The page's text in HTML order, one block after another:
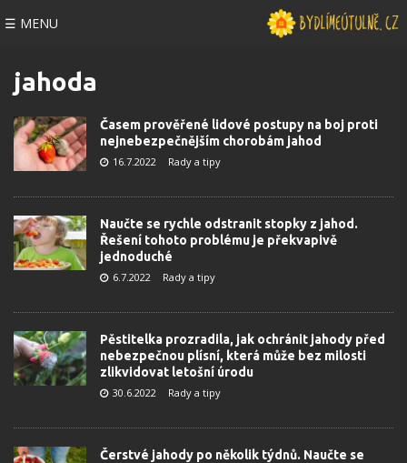
☰ MENU
jahoda
Časem prověřené lidové postupy na boj proti
nejnebezpečnějším chorobám jahod
16.7.2022 Rady a tipy
Naučte se rychle odstranit stopky z jahod.
Řešení tohoto problému je překvapivě
jednoduché
6.7.2022 Rady a tipy
Pěstitelka prozradila, jak ochránit jahody před
nebezpečnou plísní, která může bez milosti
zlikvidovat letošní úrodu
30.6.2022 Rady a tipy
Čerstvé jahody po několik týdnů. Naučte se